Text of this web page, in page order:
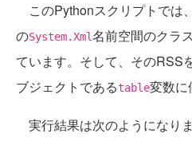
このPythonスクリプトでは
のSystem.Xml名前空間のクラ
ています。そして、そのRSS
ブジェクトであるtable変数に
実行結果は次のようになりま